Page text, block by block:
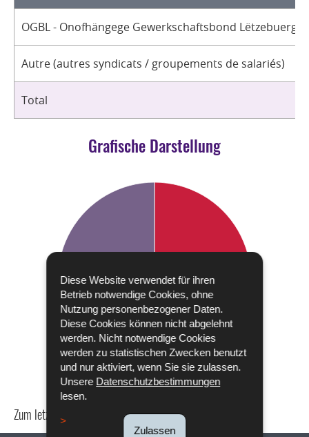
Diese Website verwendet für ihren
Betrieb notwendige Cookies, ohne
Nutzung personenbezogener Daten.
Diese Cookies können nicht abgelehnt
werden. Nicht notwendige Cookies
werden zu statistischen Zwecken benutzt
und nur aktiviert, wenn Sie sie zulassen.
Unsere Datenschutzbestimmungen
lesen.
Zulassen
OGBL - Onofhängege Gewerkschaftsbond
Autre (autres syndicats / groupements de salariés)
Total
Grafische Darstellung
Zum letzten Mal aktualisiert am18/12/2019